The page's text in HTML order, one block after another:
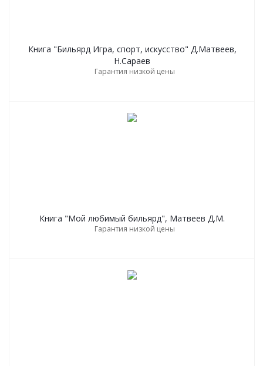
Книга "Бильярд Игра, спорт, искусство" Д.Матвеев,
Н.Сараев
Гарантия низкой цены
Книга "Мой любимый бильярд", Матвеев Д.М.
Гарантия низкой цены